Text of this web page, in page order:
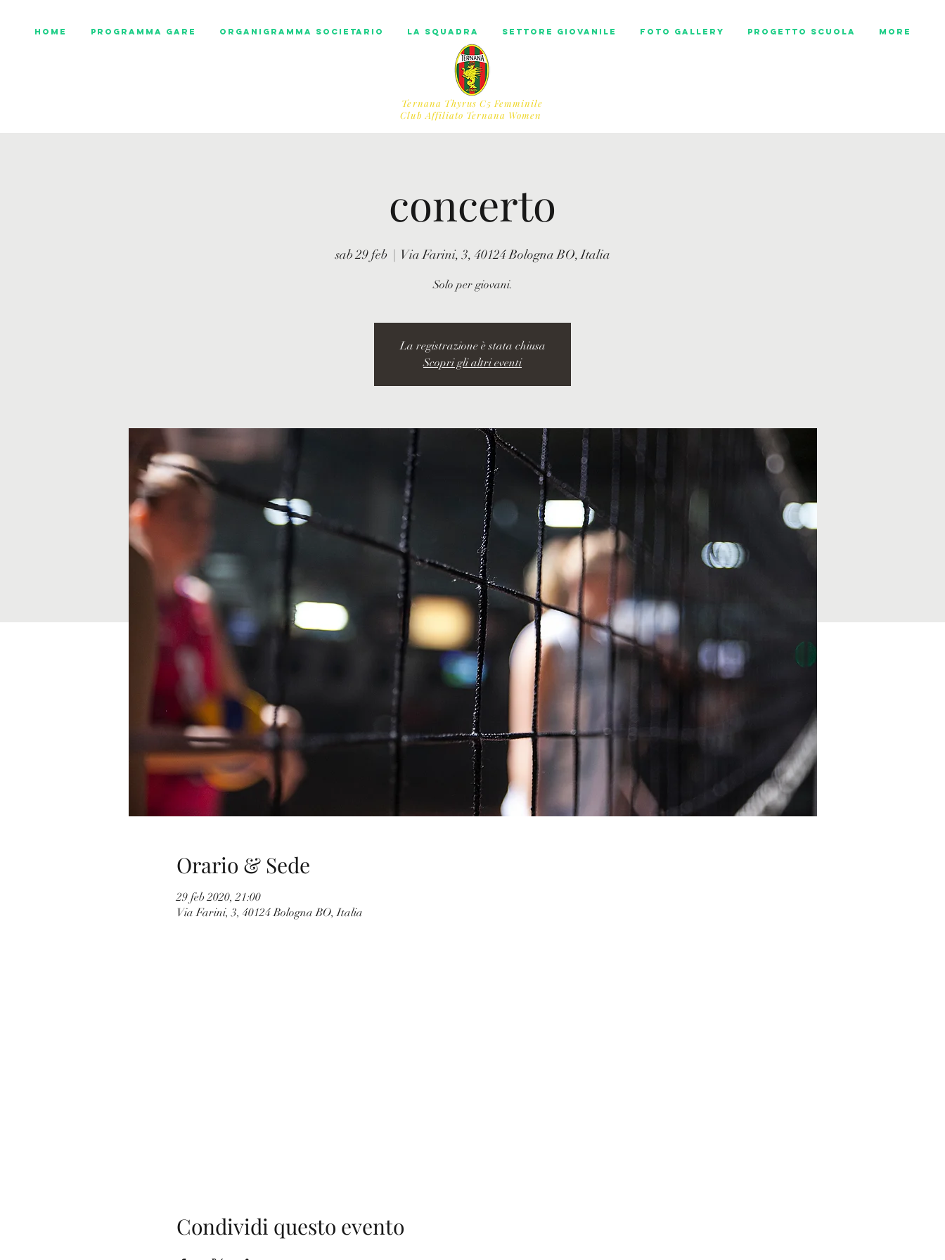
Home Programma gare Organigramma societario La squadra Settore Giovanile Foto Gallery Progetto scuola More
Ternana Thyrus C5 Femminile
​Club Affiliato Ternana Women
concerto
sab 29 feb Via Farini, 3, 40124 Bologna BO, Italia
Solo per giovani.
La registrazione è stata chiusa
Scopri gli altri eventi
Orario & Sede
29 feb 2020, 21:00
Via Farini, 3, 40124 Bologna BO, Italia
Condividi questo evento